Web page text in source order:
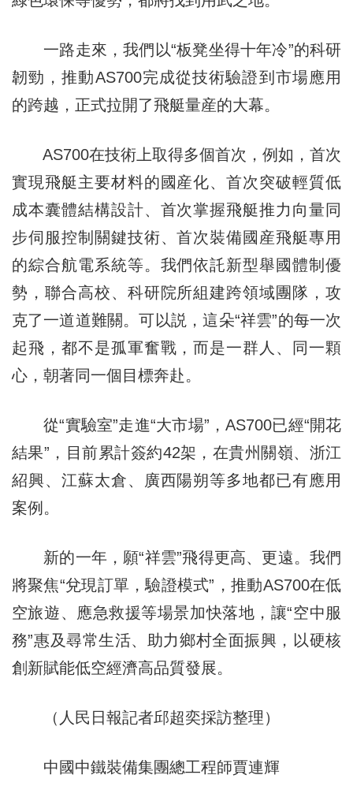
一路走來，我們以“板凳坐得十年冷”的科研
韌勁，推動AS700完成從技術驗證到市場應用
的跨越，正式拉開了飛艇量産的大幕。
AS700在技術上取得多個首次，例如，首次
實現飛艇主要材料的國産化、首次突破輕質低
成本囊體結構設計、首次掌握飛艇推力向量同
步伺服控制關鍵技術、首次裝備國産飛艇專用
的綜合航電系統等。我們依託新型舉國體制優
勢，聯合高校、科研院所組建跨領域團隊，攻
克了一道道難關。可以説，這朵“祥雲”的每一次
起飛，都不是孤軍奮戰，而是一群人、同一顆
心，朝著同一個目標奔赴。
從“實驗室”走進“大市場”，AS700已經“開花
結果”，目前累計簽約42架，在貴州關嶺、浙江
紹興、江蘇太倉、廣西陽朔等多地都已有應用
案例。
新的一年，願“祥雲”飛得更高、更遠。我們
將聚焦“兌現訂單，驗證模式”，推動AS700在低
空旅遊、應急救援等場景加快落地，讓“空中服
務”惠及尋常生活、助力鄉村全面振興，以硬核
創新賦能低空經濟高品質發展。
（人民日報記者邱超奕採訪整理）
中國中鐵裝備集團總工程師賈連輝